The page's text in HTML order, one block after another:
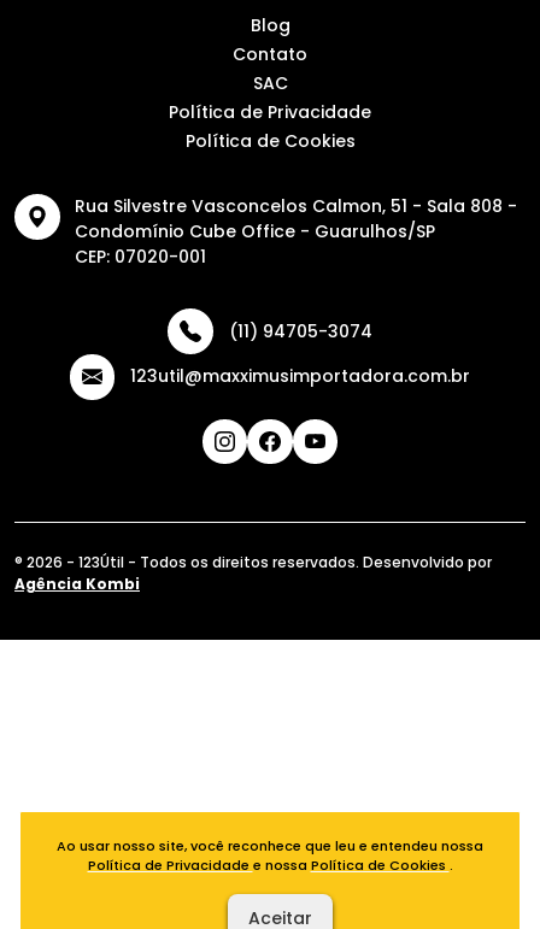
Blog
Contato
SAC
Política de Privacidade
Política de Cookies
Rua Silvestre Vasconcelos Calmon, 51 - Sala 808 -
Condomínio Cube Office - Guarulhos/SP
CEP: 07020-001
(11) 94705-3074
123util@maxximusimportadora.com.br
® 2026 - 123Útil - Todos os direitos reservados. Desenvolvido por
Agência Kombi
Ao usar nosso site, você reconhece que leu e entendeu nossa
Política de Privacidade e nossa Política de Cookies .
Aceitar